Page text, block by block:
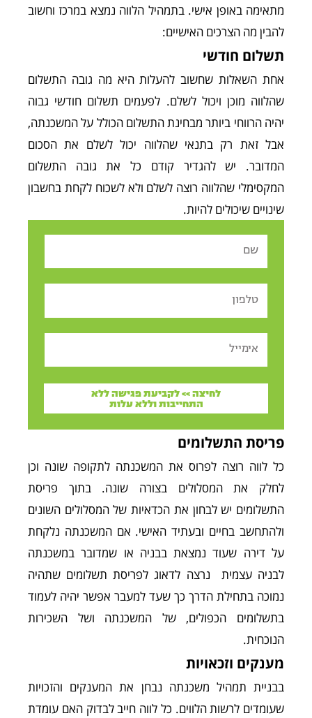
מתאימה באופן אישי. בתמהיל הלווה נמצא במרכז וחשוב
להבין מה הצרכים האישיים:
תשלום חודשי
אחת השאלות שחשוב להעלות היא מה גובה התשלום
שהלווה מוכן ויכול לשלם. לפעמים תשלום חודשי גבוה
יהיה הרווחי ביותר מבחינת התשלום הכולל על המשכנתה,
אבל זאת רק בתנאי שהלווה יכול לשלם את הסכום
המדובר. יש להגדיר קודם כל את גובה התשלום
המקסימלי שהלווה רוצה לשלם ולא לשכוח לקחת בחשבון
שינויים שיכולים להיות.
לחיצה >> לקביעת פגישה ללא
התחייבות וללא עלות
פריסת התשלומים
כל לווה רוצה לפרוס את המשכנתה לתקופה שונה וכן
לחלק את המסלולים בצורה שונה. בתוך פריסת
התשלומים יש לבחון את הכדאיות של המסלולים השונים
ולהתחשב בחיים ובעתיד האישי. אם המשכנתה נלקחת
על דירה שעוד נמצאת בבניה או שמדובר במשכנתה
לבניה עצמית נרצה לדאוג לפריסת תשלומים שתהיה
נמוכה בתחילת הדרך כך שעד למעבר אפשר יהיה לעמוד
בתשלומים הכפולים, של המשכנתה ושל השכירות
הנוכחית.
מענקים וזכאויות
בבניית תמהיל משכנתה נבחן את המענקים והזכויות
שעומדים לרשות הלווים. כל לווה חייב לבדוק האם עומדת